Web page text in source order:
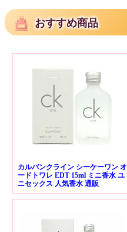
おすすめ商品
カルバンクライン シーケーワン オ
ードトワレ EDT 15ml ミニ香水 ユ
ニセックス 人気香水 通販